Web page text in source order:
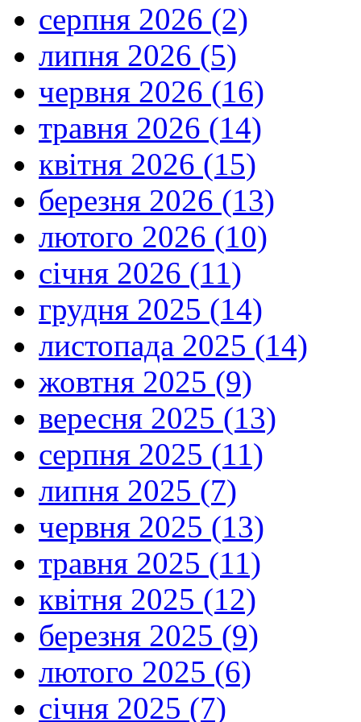
серпня 2026 (2)
липня 2026 (5)
червня 2026 (16)
травня 2026 (14)
квітня 2026 (15)
березня 2026 (13)
лютого 2026 (10)
січня 2026 (11)
грудня 2025 (14)
листопада 2025 (14)
жовтня 2025 (9)
вересня 2025 (13)
серпня 2025 (11)
липня 2025 (7)
червня 2025 (13)
травня 2025 (11)
квітня 2025 (12)
березня 2025 (9)
лютого 2025 (6)
січня 2025 (7)